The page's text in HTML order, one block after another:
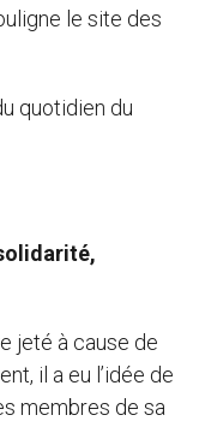
le site des
quotidien du
jeté à cause de
il a eu l’idée de
membres de sa